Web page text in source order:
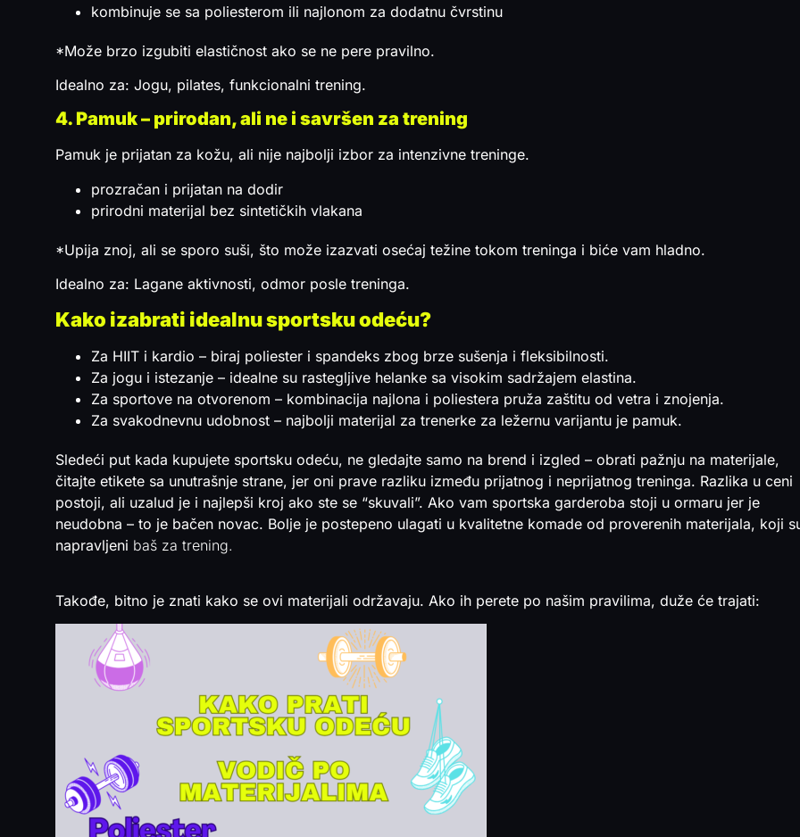
kombinuje se sa poliesterom ili najlonom za dodatnu čvrstinu
*Može brzo izgubiti elastičnost ako se ne pere pravilno.
Idealno za: Jogu, pilates, funkcionalni trening.
4. Pamuk – prirodan, ali ne i savršen za trening
Pamuk je prijatan za kožu, ali nije najbolji izbor za intenzivne treninge.
prozračan i prijatan na dodir
prirodni materijal bez sintetičkih vlakana
*Upija znoj, ali se sporo suši, što može izazvati osećaj težine tokom treninga i biće vam hladno.
Idealno za: Lagane aktivnosti, odmor posle treninga.
Kako izabrati idealnu sportsku odeću?
Za HIIT i kardio – biraj poliester i spandeks zbog brze sušenja i fleksibilnosti.
Za jogu i istezanje – idealne su rastegljive helanke sa visokim sadržajem elastina.
Za sportove na otvorenom – kombinacija najlona i poliestera pruža zaštitu od vetra i znojenja.
Za svakodnevnu udobnost – najbolji materijal za trenerke za ležernu varijantu je pamuk.
Sledeći put kada kupujete sportsku odeću, ne gledajte samo na brend i izgled – obrati pažnju na materijale,
čitajte etikete sa unutrašnje strane, jer oni prave razliku između prijatnog i neprijatnog treninga. Razlika u ceni
postoji, ali uzalud je i najlepši kroj ako ste se “skuvali”. Ako vam sportska garderoba stoji u ormaru jer je
neudobna – to je bačen novac. Bolje je postepeno ulagati u kvalitetne komade od proverenih materijala, koji
napravljeni baš za trening.
Takođe, bitno je znati kako se ovi materijali održavaju. Ako ih perete po našim pravilima, duže će trajati: